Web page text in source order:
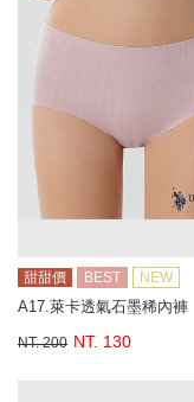
甜甜價 BEST NEW
A17.萊卡透氣石墨稀內褲
NT. 200 NT. 130